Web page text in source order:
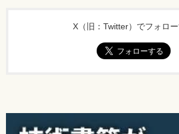
X（旧：Twitter）でフォロ